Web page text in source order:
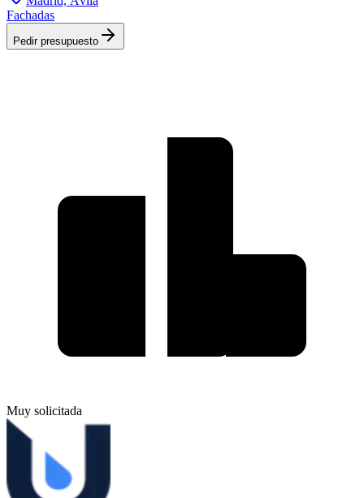
Fachadas
Pedir presupuesto
Muy solicitada